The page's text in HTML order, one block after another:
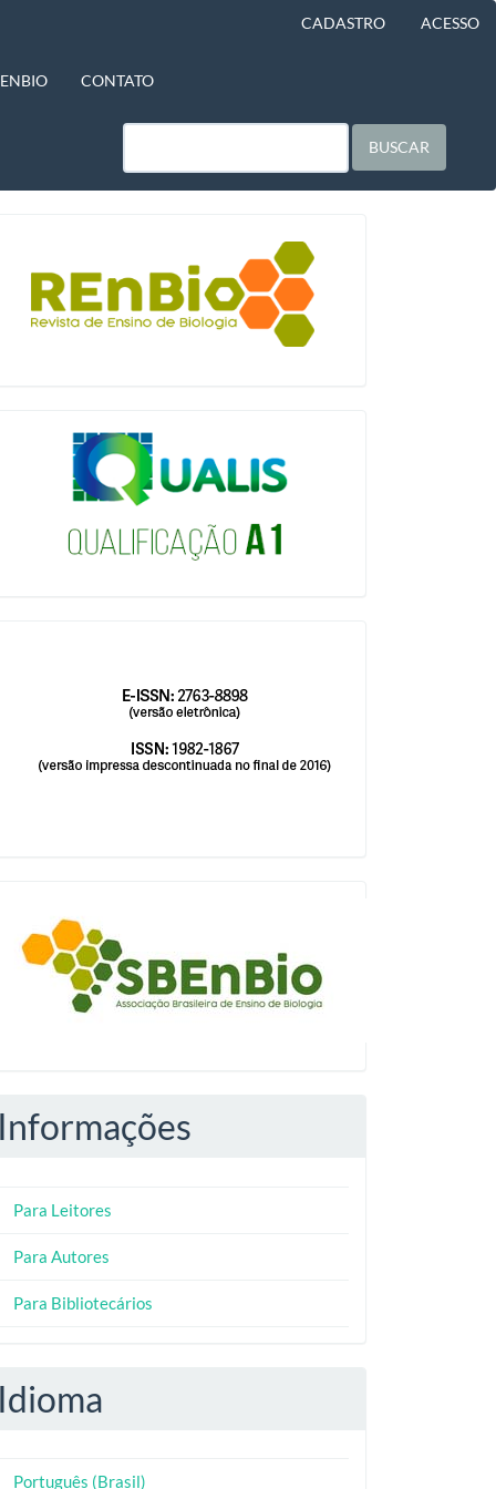
CADASTRO ACESSO
CONTATO
BUSCAR
qualis
blocologosbenbio
Informações
Para Leitores
Para Autores
Para Bibliotecários
Idioma
Português (Brasil)